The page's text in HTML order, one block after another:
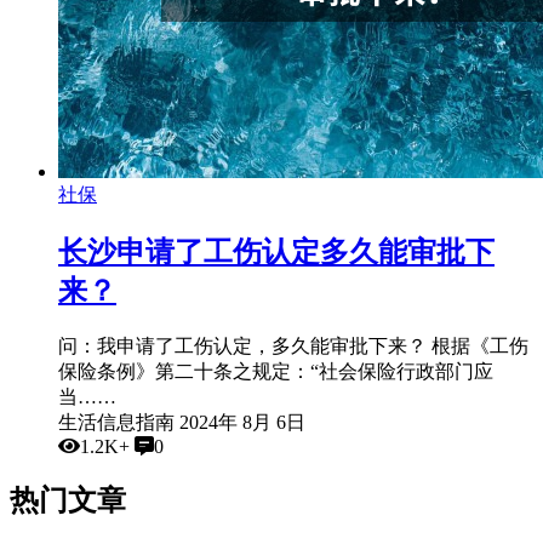
社保
长沙申请了工伤认定多久能审批下
来？
问：我申请了工伤认定，多久能审批下来？ 根据《工伤
保险条例》第二十条之规定：“社会保险行政部门应
当……
生活信息指南 2024年 8月 6日
1.2K+
0
热门文章